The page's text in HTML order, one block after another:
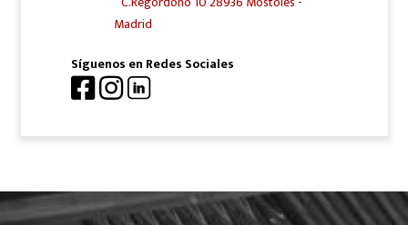
Madrid
Síguenos en Redes Sociales